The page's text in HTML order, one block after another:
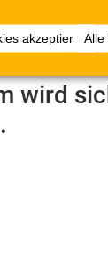
akzeptieren
wird